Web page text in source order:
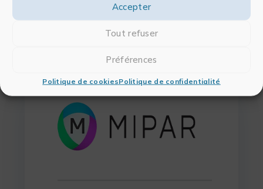
Accepter
Tout refuser
Préférences
Politique de cookiesPolitique de confidentialité
adapté aux sciences de la vie
comme des matériaux.